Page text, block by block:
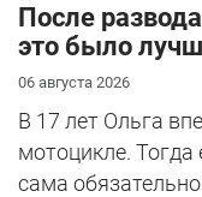
После
это было
06 августа 2026
В 17 лет Ольга
мотоцикле.
сама